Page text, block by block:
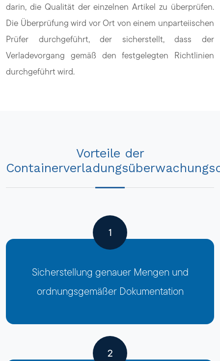
darin, die Qualität der einzelnen Artikel zu überprüfen.
Die Überprüfung wird vor Ort von einem unparteiischen
Prüfer durchgeführt, der sicherstellt, dass der
Verladevorgang gemäß den festgelegten Richtlinien
durchgeführt wird.
Vorteile der
1
Sicherstellung genauer Mengen und
ordnungsgemäßer Dokumentation
2